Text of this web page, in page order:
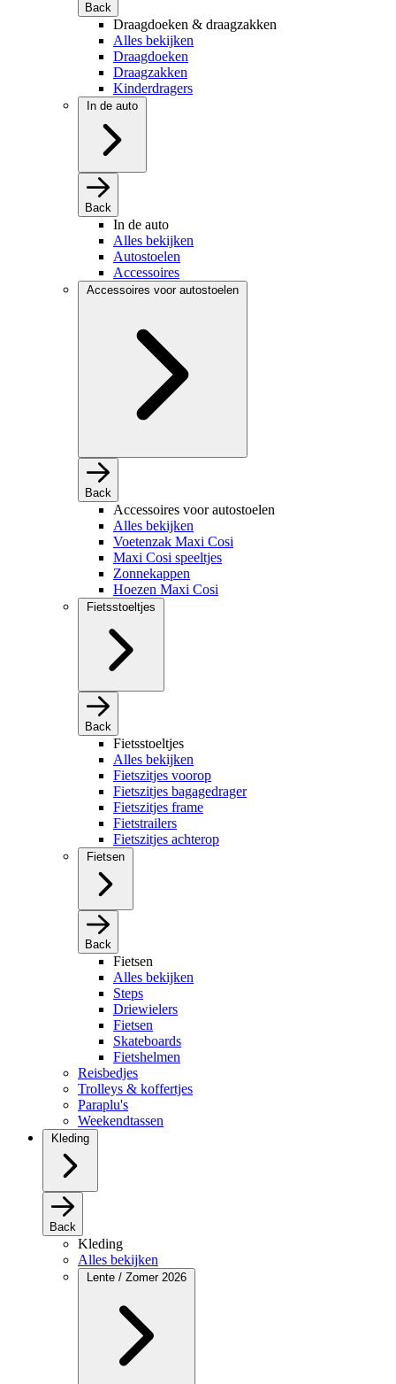
Back
Draagdoeken & draagzakken
Alles bekijken
Draagdoeken
Draagzakken
Kinderdragers
In de auto
Back
In de auto
Alles bekijken
Autostoelen
Accessoires
Accessoires voor autostoelen
Back
Accessoires voor autostoelen
Alles bekijken
Voetenzak Maxi Cosi
Maxi Cosi speeltjes
Zonnekappen
Hoezen Maxi Cosi
Fietsstoeltjes
Back
Fietsstoeltjes
Alles bekijken
Fietszitjes voorop
Fietszitjes bagagedrager
Fietszitjes frame
Fietstrailers
Fietszitjes achterop
Fietsen
Back
Fietsen
Alles bekijken
Steps
Driewielers
Fietsen
Skateboards
Fietshelmen
Reisbedjes
Trolleys & koffertjes
Paraplu's
Weekendtassen
Kleding
Back
Kleding
Alles bekijken
Lente / Zomer 2026